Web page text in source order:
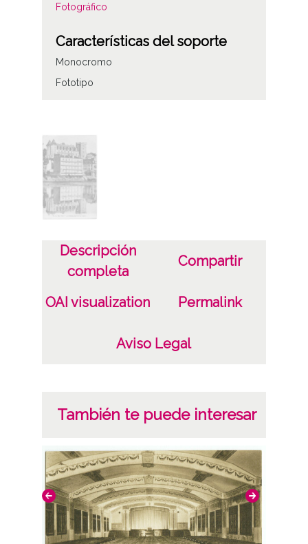
Fotográfico
Características del soporte
Monocromo
Fototipo
Notas
1 Fotografía(s) Tarjeta Postal Papel (colotipo
Licencia de las imágenes
Descripción
completa
Compartir
OAI visualization Permalink
Aviso Legal
También te puede interesar